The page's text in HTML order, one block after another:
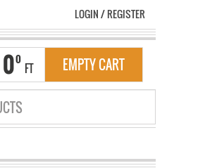
LOGIN/REGISTER
00
FT EMPTY CART